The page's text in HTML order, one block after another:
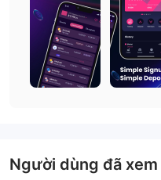
Người dùng đã xem